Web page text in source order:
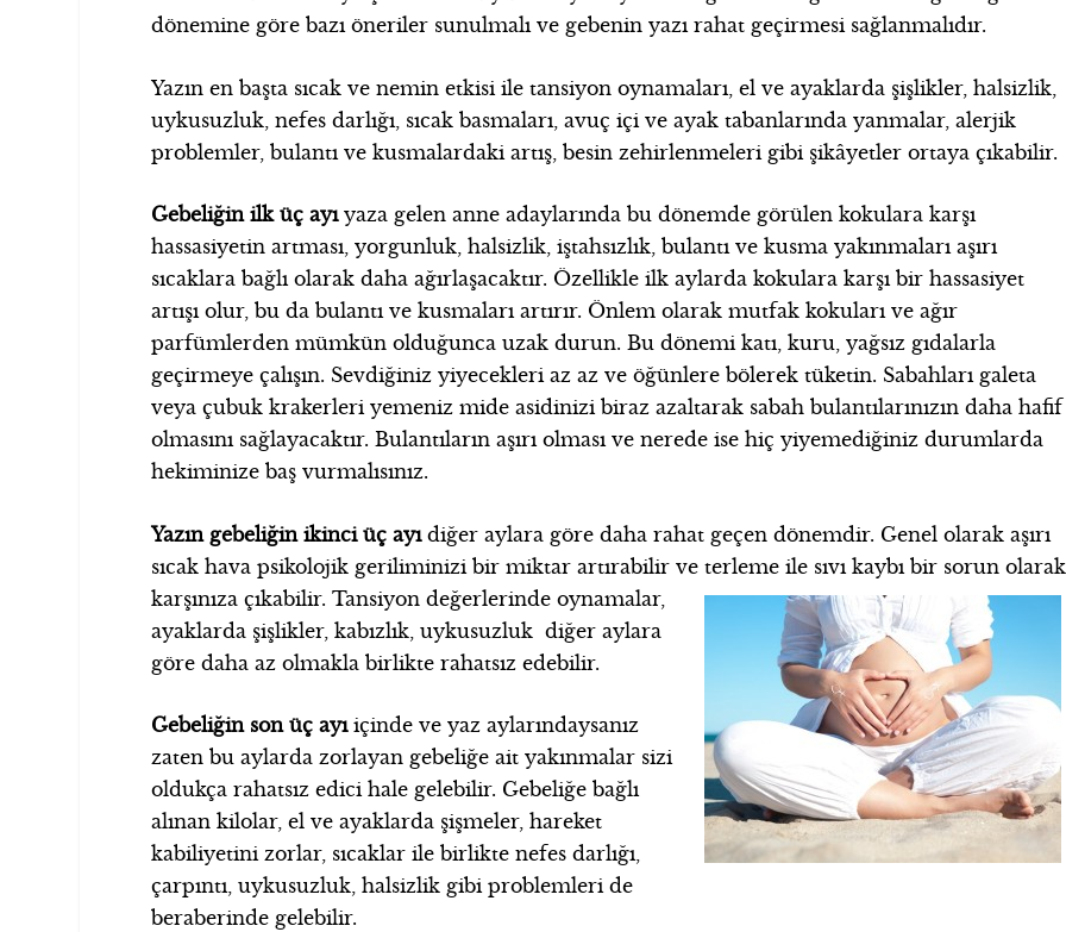
dönemine göre bazı öneriler sunulmalı ve gebenin yazı rahat geçirmesi sağlanmalıdır.
Yazın en başta sıcak ve nemin etkisi ile tansiyon oynamaları, el ve ayaklarda şişlikler, halsizlik,
uykusuzluk, nefes darlığı, sıcak basmaları, avuç içi ve ayak tabanlarında yanmalar, alerjik
problemler, bulantı ve kusmalardaki artış, besin zehirlenmeleri gibi şikâyetler ortaya çıkabilir.
Gebeliğin ilk üç ayıyaza gelen anne adaylarında bu dönemde görülen kokulara karşı
hassasiyetin artması, yorgunluk, halsizlik, iştahsızlık, bulantı ve kusma yakınmaları aşırı
sıcaklara bağlı olarak daha ağırlaşacaktır. Özellikle ilk aylarda kokulara karşı bir hassasiyet
artışı olur, bu da bulantı ve kusmaları artırır. Önlem olarak mutfak kokuları ve ağır
parfümlerden mümkün olduğunca uzak durun. Bu dönemi katı, kuru, yağsız gıdalarla
geçirmeye çalışın. Sevdiğiniz yiyecekleri az az ve öğünlere bölerek tüketin. Sabahları galeta
veya çubuk krakerleri yemeniz mide asidinizi biraz azaltarak sabah bulantılarınızın daha hafif
olmasını sağlayacaktır. Bulantıların aşırı olması ve nerede ise hiç yiyemediğiniz durumlarda
hekiminize baş vurmalısınız.
Yazın gebeliğin ikinci üç ayıdiğer aylara göre daha rahat geçen dönemdir. Genel olarak aşırı
sıcak hava psikolojik geriliminizi bir miktar artırabilir ve terleme ile sıvı kaybı bir sorun olarak
karşınıza çıkabilir. Tansiyon değerlerinde oynamalar,
ayaklarda şişlikler, kabızlık, uykusuzluk diğer aylara
göre daha az olmakla birlikte rahatsız edebilir.
Gebeliğin son üç ayıiçinde ve yaz aylarındaysanız
zaten bu aylarda zorlayan gebeliğe ait yakınmalar sizi
oldukça rahatsız edici hale gelebilir. Gebeliğe bağlı
alınan kilolar, el ve ayaklarda şişmeler, hareket
kabiliyetini zorlar, sıcaklar ile birlikte nefes darlığı,
çarpıntı, uykusuzluk, halsizlik gibi problemleri de
beraberinde gelebilir.